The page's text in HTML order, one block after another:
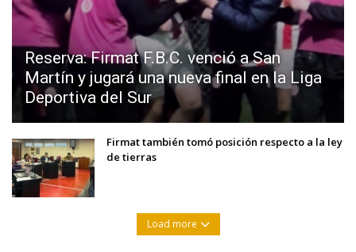
Reserva: Firmat F.B.C. venció a San
Martín y jugará una nueva final en la Liga
Deportiva del Sur
Firmat también tomó posición respecto a la ley
de tierras
Load more